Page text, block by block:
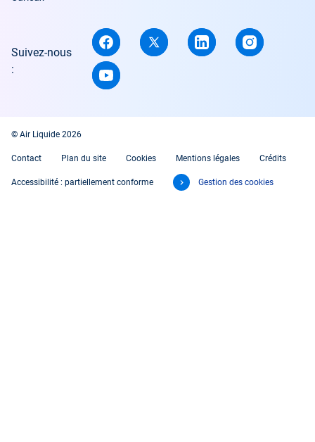
Suivez-nous
:
© Air Liquide 2026
Contact Plan du site Cookies Mentions légales Crédits
Accessibilité : partiellement conforme Gestion des cookies